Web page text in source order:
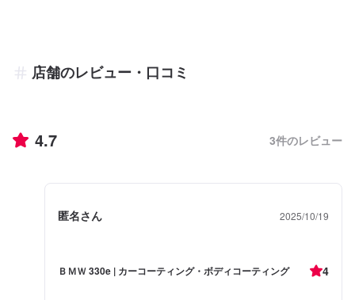
店舗のレビュー・口コミ
4.7 3件のレビュー
匿名さん 2025/10/19
ＢＭＷ 330e | カーコーティング・ボディコーティング 4